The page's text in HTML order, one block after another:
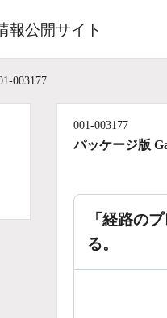
報公開サイト
003177
001-003177
パッケージ版
「経路の
る。